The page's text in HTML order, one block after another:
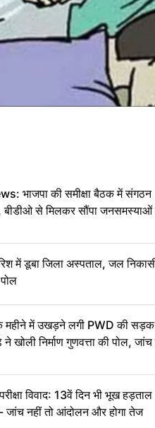
भाजपा की समीक्षा बैठक में संगठन
बीडीओ से मिलकर सौंपा जनसमस्याओं
में डूबा जिला अस्पताल, जल
महीने में उखड़ने लगी PWD की
खोली निर्माण गुणवत्ता की पोल,
विवाद: 13वें दिन भी भूख हड़ताल
जांच नहीं तो आंदोलन और होगा तेज